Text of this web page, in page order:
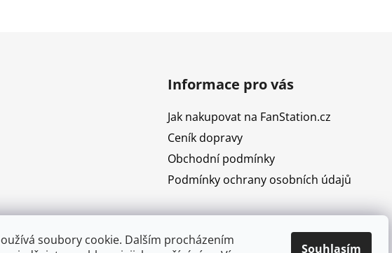
soubory cookie. Dalším procházením
Souhlasím
Informace pro vás
Jak nakupovat na FanStation.cz
Ceník dopravy
Obchodní podmínky
Podmínky ochrany osobních údajů